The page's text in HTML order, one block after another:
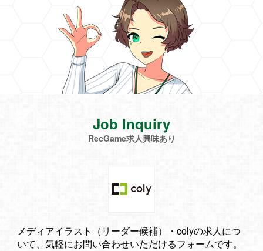
Job Inquiry
RecGame求人興味あり
メディアイラスト（リーダー候補）・colyの求人につ
いて、気軽にお問い合わせいただけるフォームです。